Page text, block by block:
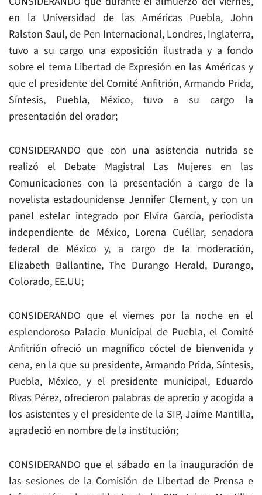
en la Universidad de las Américas Puebla, John
Ralston Saul, de Pen Internacional, Londres, Inglaterra,
tuvo a su cargo una exposición ilustrada y a fondo
sobre el tema Libertad de Expresión en las Américas y
que el presidente del Comité Anfitrión, Armando Prida,
Síntesis, Puebla, México, tuvo a su cargo la
presentación del orador;
CONSIDERANDO que con una asistencia nutrida se
realizó el Debate Magistral Las Mujeres en las
Comunicaciones con la presentación a cargo de la
novelista estadounidense Jennifer Clement, y con un
panel estelar integrado por Elvira García, periodista
independiente de México, Lorena Cuéllar, senadora
federal de México y, a cargo de la moderación,
Elizabeth Ballantine, The Durango Herald, Durango,
Colorado, EE.UU;
CONSIDERANDO que el viernes por la noche en el
esplendoroso Palacio Municipal de Puebla, el Comité
Anfitrión ofreció un magnífico cóctel de bienvenida y
cena, en la que su presidente, Armando Prida, Síntesis,
Puebla, México, y el presidente municipal, Eduardo
Rivas Pérez, ofrecieron palabras de aprecio y acogida a
los asistentes y el presidente de la SIP, Jaime Mantilla,
agradeció en nombre de la institución;
CONSIDERANDO que el sábado en la inauguración de
las sesiones de la Comisión de Libertad de Prensa e